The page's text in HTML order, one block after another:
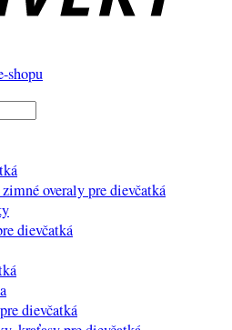
shopu
overaly pre dievčatká
dievčatká
dievčatká